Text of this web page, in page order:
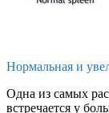
Нормальная и
Одна из самых
встречается у